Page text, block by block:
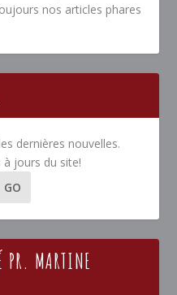
nos articles phares
dernières nouvelles.
à jours du site!
PR. MARTINE